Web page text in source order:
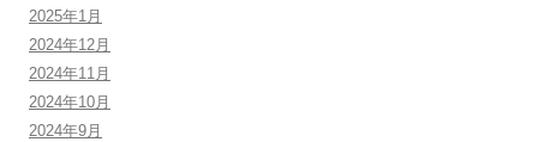
2025年1月
2024年12月
2024年11月
2024年10月
2024年9月